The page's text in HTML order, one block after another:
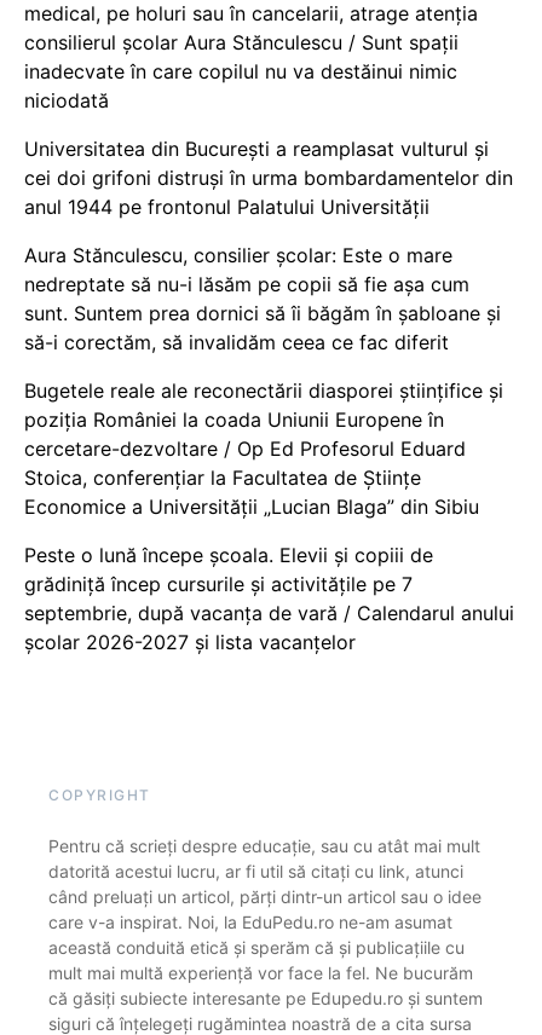
medical, pe holuri sau în cancelarii, atrage atenția
consilierul școlar Aura Stănculescu / Sunt spații
inadecvate în care copilul nu va destăinui nimic
niciodată
Universitatea din București a reamplasat vulturul și
cei doi grifoni distruși în urma bombardamentelor din
anul 1944 pe frontonul Palatului Universității
Aura Stănculescu, consilier școlar: Este o mare
nedreptate să nu-i lăsăm pe copii să fie așa cum
sunt. Suntem prea dornici să îi băgăm în șabloane și
să-i corectăm, să invalidăm ceea ce fac diferit
Bugetele reale ale reconectării diasporei științifice și
poziția României la coada Uniunii Europene în
cercetare-dezvoltare / Op Ed Profesorul Eduard
Stoica, conferențiar la Facultatea de Științe
Economice a Universității „Lucian Blaga” din Sibiu
Peste o lună începe școala. Elevii și copiii de
grădiniță încep cursurile și activitățile pe 7
septembrie, după vacanța de vară / Calendarul anului
școlar 2026-2027 și lista vacanțelor
COPYRIGHT
Pentru că scrieți despre educație, sau cu atât mai mult
datorită acestui lucru, ar fi util să citați cu link, atunci
când preluați un articol, părți dintr-un articol sau o idee
care v-a inspirat. Noi, la EduPedu.ro ne-am asumat
această conduită etică și sperăm că și publicațiile cu
mult mai multă experiență vor face la fel. Ne bucurăm
că găsiți subiecte interesante pe Edupedu.ro și suntem
siguri că înțelegeți rugămintea noastră de a cita sursa